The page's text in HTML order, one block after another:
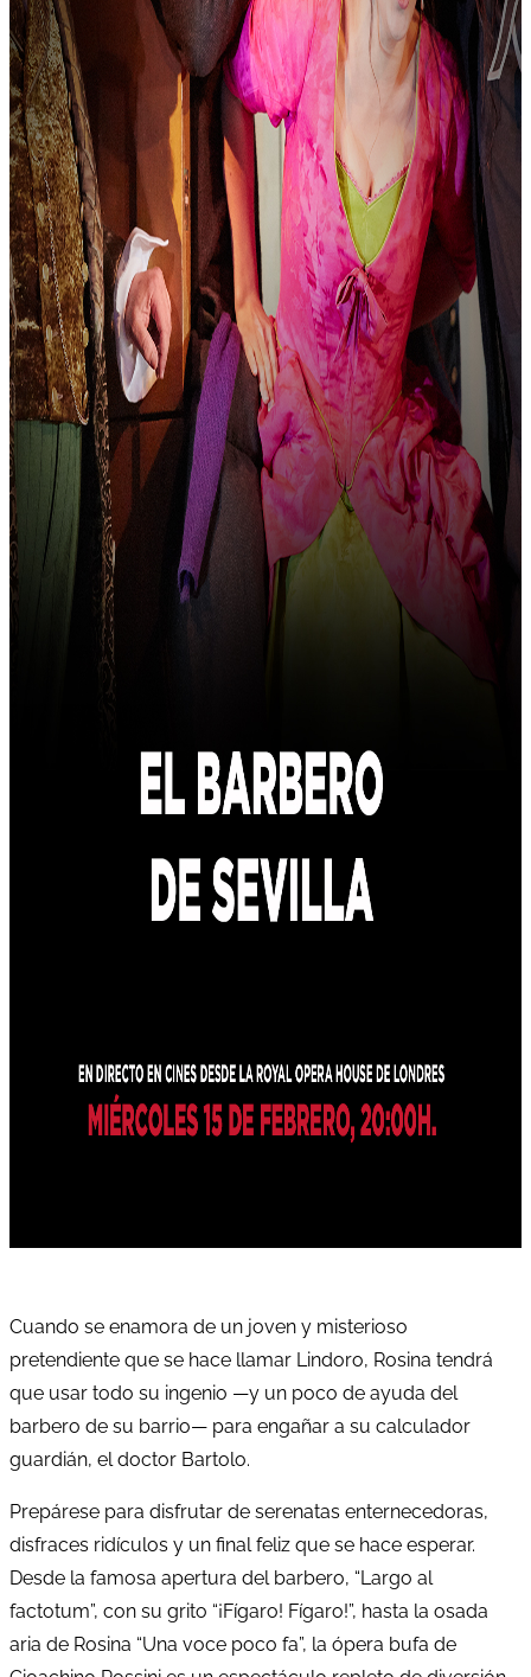
Cuando se enamora de un joven y misterioso
pretendiente que se hace llamar Lindoro, Rosina tendrá
que usar todo su ingenio —y un poco de ayuda del
barbero de su barrio— para engañar a su calculador
guardián, el doctor Bartolo.
Prepárese para disfrutar de serenatas enternecedoras,
disfraces ridículos y un final feliz que se hace esperar.
Desde la famosa apertura del barbero, “Largo al
factotum”, con su grito “¡Fígaro! Fígaro!”, hasta la osada
aria de Rosina “Una voce poco fa”, la ópera bufa de